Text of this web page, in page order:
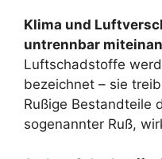
Klima und
untrennbar
Luftschadstoffe
bezeichnet – sie
Rußige Bestandteile
sogenannter Ruß,